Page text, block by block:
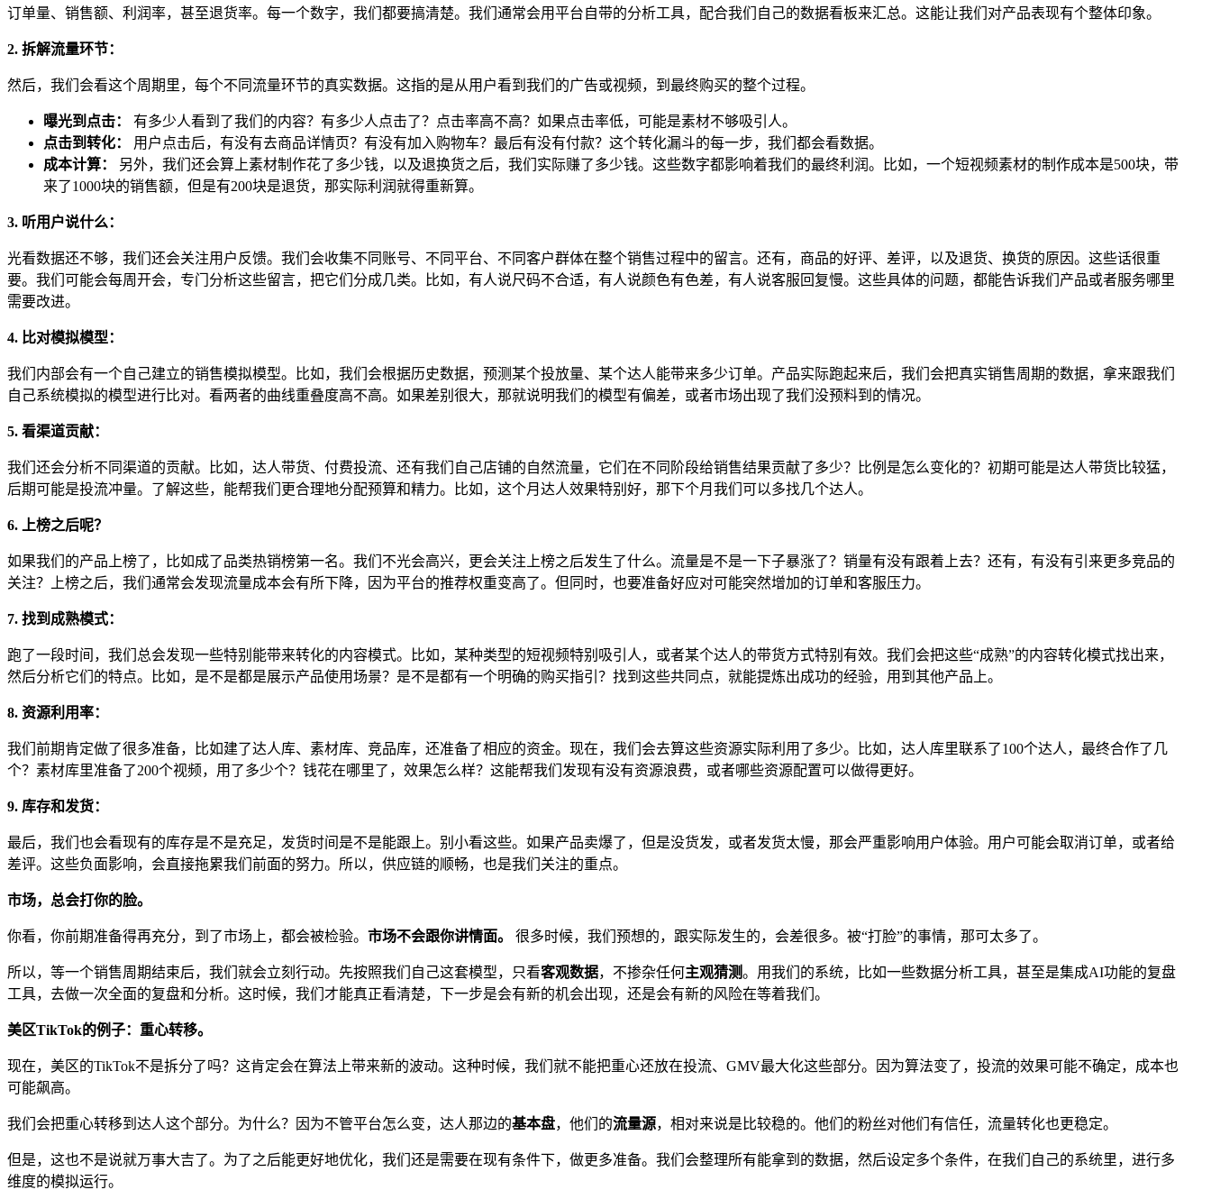
订单量、销售额、利润率，甚至退货率。每一个数字，我们都要搞清楚。我们通常会用平台自带的分析工具，配合我们自己的数据看板来汇总。这能让我们对产品表现有个整体印象。
2. 拆解流量环节：
然后，我们会看这个周期里，每个不同流量环节的真实数据。这指的是从用户看到我们的广告或视频，到最终购买的整个过程。
曝光到点击：
有多少人看到了我们的内容？有多少人点击了？点击率高不高？如果点击率低，可能是素材不够吸引人。
点击到转化：
用户点击后，有没有去商品详情页？有没有加入购物车？最后有没有付款？这个转化漏斗的每一步，我们都会看数据。
成本计算：
另外，我们还会算上素材制作花了多少钱，以及退换货之后，我们实际赚了多少钱。这些数字都影响着我们的最终利润。比如，一个短视频素材的制作成本是500块，带
来了1000块的销售额，但是有200块是退货，那实际利润就得重新算。
3. 听用户说什么：
光看数据还不够，我们还会关注用户反馈。我们会收集不同账号、不同平台、不同客户群体在整个销售过程中的留言。还有，商品的好评、差评，以及退货、换货的原因。这些话很重
要。我们可能会每周开会，专门分析这些留言，把它们分成几类。比如，有人说尺码不合适，有人说颜色有色差，有人说客服回复慢。这些具体的问题，都能告诉我们产品或者服务哪里
需要改进。
4. 比对模拟模型：
我们内部会有一个自己建立的销售模拟模型。比如，我们会根据历史数据，预测某个投放量、某个达人能带来多少订单。产品实际跑起来后，我们会把真实销售周期的数据，拿来跟我们
自己系统模拟的模型进行比对。看两者的曲线重叠度高不高。如果差别很大，那就说明我们的模型有偏差，或者市场出现了我们没预料到的情况。
5. 看渠道贡献：
我们还会分析不同渠道的贡献。比如，达人带货、付费投流、还有我们自己店铺的自然流量，它们在不同阶段给销售结果贡献了多少？比例是怎么变化的？初期可能是达人带货比较猛，
后期可能是投流冲量。了解这些，能帮我们更合理地分配预算和精力。比如，这个月达人效果特别好，那下个月我们可以多找几个达人。
6. 上榜之后呢？
如果我们的产品上榜了，比如成了品类热销榜第一名。我们不光会高兴，更会关注上榜之后发生了什么。流量是不是一下子暴涨了？销量有没有跟着上去？还有，有没有引来更多竞品的
关注？上榜之后，我们通常会发现流量成本会有所下降，因为平台的推荐权重变高了。但同时，也要准备好应对可能突然增加的订单和客服压力。
7. 找到成熟模式：
跑了一段时间，我们总会发现一些特别能带来转化的内容模式。比如，某种类型的短视频特别吸引人，或者某个达人的带货方式特别有效。我们会把这些“成熟”的内容转化模式找出来，
然后分析它们的特点。比如，是不是都是展示产品使用场景？是不是都有一个明确的购买指引？找到这些共同点，就能提炼出成功的经验，用到其他产品上。
8. 资源利用率：
我们前期肯定做了很多准备，比如建了达人库、素材库、竞品库，还准备了相应的资金。现在，我们会去算这些资源实际利用了多少。比如，达人库里联系了100个达人，最终合作了几
个？素材库里准备了200个视频，用了多少个？钱花在哪里了，效果怎么样？这能帮我们发现有没有资源浪费，或者哪些资源配置可以做得更好。
9. 库存和发货：
最后，我们也会看现有的库存是不是充足，发货时间是不是能跟上。别小看这些。如果产品卖爆了，但是没货发，或者发货太慢，那会严重影响用户体验。用户可能会取消订单，或者给
差评。这些负面影响，会直接拖累我们前面的努力。所以，供应链的顺畅，也是我们关注的重点。
市场，总会打你的脸。
你看，你前期准备得再充分，到了市场上，都会被检验。 市场不会跟你讲情面。 很多时候，我们预想的，跟实际发生的，会差很多。被“打脸”的事情，那可太多了。
所以，等一个销售周期结束后，我们就会立刻行动。先按照我们自己这套模型，只看客观数据，不掺杂任何主观猜测。用我们的系统，比如一些数据分析工具，甚至是集成AI功能的复盘
工具，去做一次全面的复盘和分析。这时候，我们才能真正看清楚，下一步是会有新的机会出现，还是会有新的风险在等着我们。
美区TikTok的例子：重心转移。
现在，美区的TikTok不是拆分了吗？这肯定会在算法上带来新的波动。这种时候，我们就不能把重心还放在投流、GMV最大化这些部分。因为算法变了，投流的效果可能不确定，成本也
可能飙高。
我们会把重心转移到达人这个部分。为什么？因为不管平台怎么变，达人那边的基本盘，他们的流量源，相对来说是比较稳的。他们的粉丝对他们有信任，流量转化也更稳定。
但是，这也不是说就万事大吉了。为了之后能更好地优化，我们还是需要在现有条件下，做更多准备。我们会整理所有能拿到的数据，然后设定多个条件，在我们自己的系统里，进行多
维度的模拟运行。